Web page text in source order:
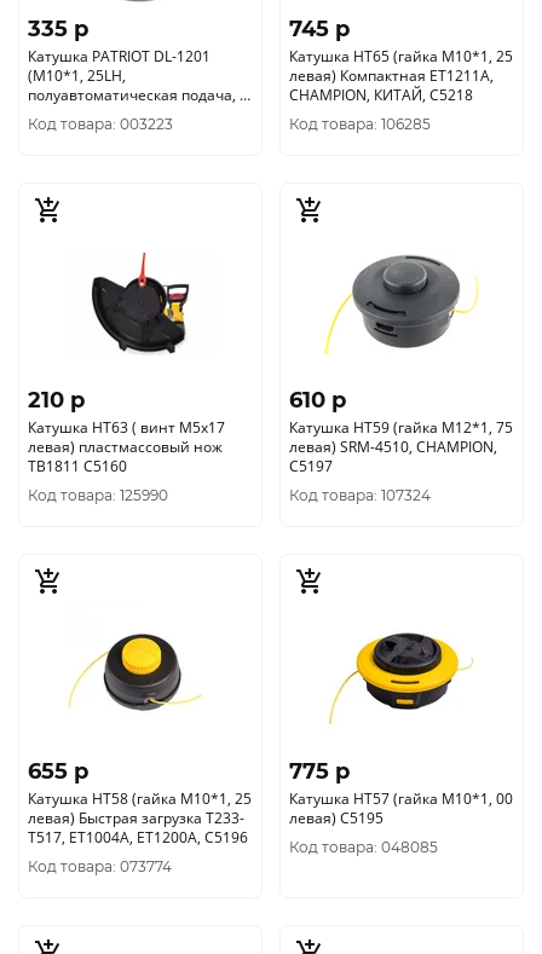
335 p
Катушка PATRIOT DL-1201
(М10*1, 25LH,
полуавтоматическая подача, 2,
4мм, прямая штанга)
807114000
Код товара: 003223
745 p
Катушка HT65 (гайка М10*1, 25
левая) Компактная ET1211A,
CHAMPION, КИТАЙ, C5218
Код товара: 106285
210 p
Катушка HT63 ( винт M5х17
левая) пластмассовый нож
TB1811 C5160
Код товара: 125990
610 p
Катушка HT59 (гайка М12*1, 75
левая) SRM-4510, CHAMPION,
C5197
Код товара: 107324
655 p
Катушка HT58 (гайка М10*1, 25
левая) Быстрая загрузка Т233-
Т517, ET1004A, ET1200A, C5196
Код товара: 073774
775 p
Катушка HT57 (гайка М10*1, 00
левая) С5195
Код товара: 048085